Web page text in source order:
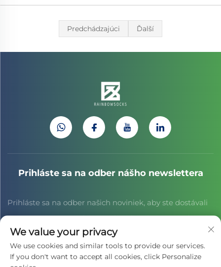
Predchádzajúci Ďalší
Prihláste sa na odber nášho newslettera
Prihláste sa na odber našich noviniek, aby ste dostávali
najnovšie správy z odvetvia, aktualizácie a poznatky od
nášho tímu.
We value your privacy
We use cookies and similar tools to provide our services.
If you don't want to accept all cookies, click Personalize